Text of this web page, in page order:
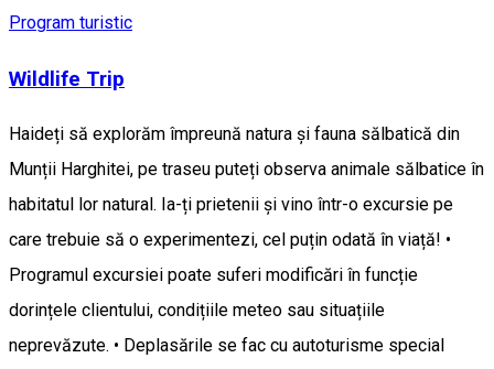
Program turistic
Wildlife Trip
Haideți să explorăm împreună natura și fauna sălbatică din
Munții Harghitei, pe traseu puteți observa animale sălbatice în
habitatul lor natural. Ia-ți prietenii și vino într-o excursie pe
care trebuie să o experimentezi, cel puțin odată în viață! •
Programul excursiei poate suferi modificări în funcție
dorințele clientului, condițiile meteo sau situațiile
neprevăzute. • Deplasările se fac cu autoturisme special